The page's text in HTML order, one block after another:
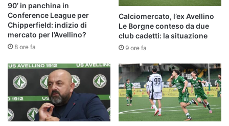
90’ in panchina in
Conference League per
Chipperfield: indizio di
mercato per l’Avellino?
8 ore fa
Calciomercato, l’ex Avellino
Le Borgne conteso da due
club cadetti: la situazione
9 ore fa